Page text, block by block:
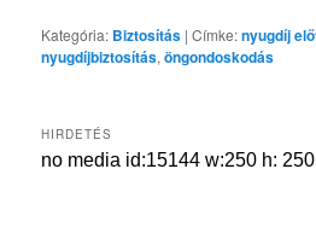
Kategória: Biztosítás |Címke:nyugdíj
nyugdíjbiztosítás,öngondoskodás
HIRDETÉS